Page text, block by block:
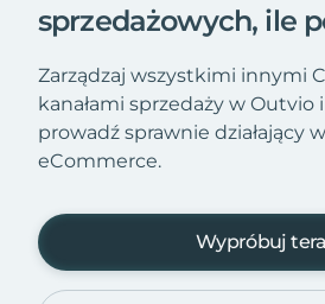
sprzedażowych, ile
Zarządzaj wszystkimi innymi
kanałami sprzedaży w
prowadź sprawnie działający
eCommerce.
Wypróbuj